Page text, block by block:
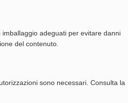
adeguati per evitare danni
del contenuto.
sono necessari. Consulta la